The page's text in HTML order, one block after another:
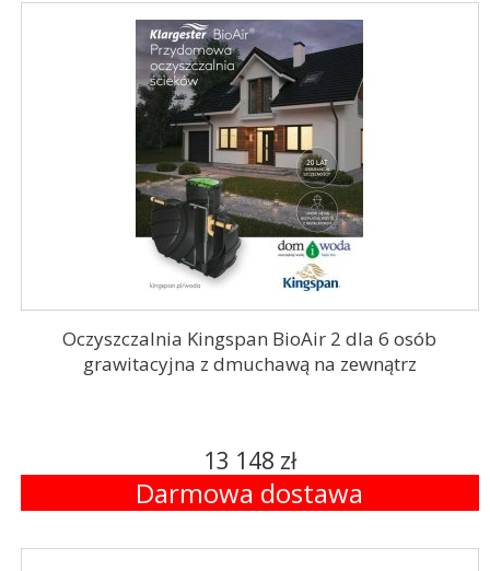
Oczyszczalnia Kingspan BioAir 2 dla 6 osób
grawitacyjna z dmuchawą na zewnątrz
13 148 zł
Darmowa dostawa